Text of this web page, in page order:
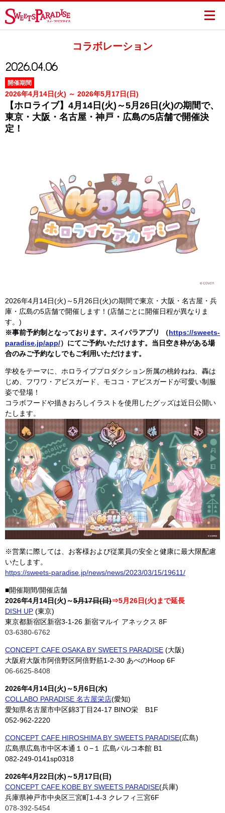
コラボレーション
2026.04.06
開催期間
2026年4月14日(火) ～ 2026年5月17日(日)
【ホロライブ】4月14日(火)～5月26日(火)の期間で、
東京・大阪・名古屋・神戸・広島の5店舗で開催決
定！
2026年4月14日(火)～5月26日(火)の期間で東京・大阪・名古屋・兵
庫・広島の5店舗で開催します！(店舗ごとに開催日程が異なりま
す。)
※事前予約制となっております。スイパラアプリ （https://sweets-
paradise.jp/app/）にてご予約いただけます。 当日空き枠がある場
合のみご予約なしでもご利用いただけます。
学校をテーマに、ホロライブプロダクション所属の桃鈴ねね、轟は
じめ、フワワ・アビスガード、モココ・アビスガードが可愛い制服
姿で登場！
コラボフードや描きおろしイラストを使用したグッズは近日公開い
たします。
※営業に際しては、お客様および従業員の安全と健康に最大限配慮
いたします。
https://sweets-paradise.jp/news/news/2023/03/15/19611/
■開催期間/開催店舗
2026年4月14日(火)～5月17日(日)⇒5月26日(火)まで延長
DISH UP (東京)
東京都新宿区新宿3-1-26 新宿マルイ アネックス 8F
03-6380-6762
CONCEPT CAFE OSAKA BY SWEETS PARADISE (大阪)
大阪府大阪市阿倍野区阿倍野筋1-2-30 あべのHoop 6F
06-6625-8408
2026年4月14日(火)～5月6日(水)
COLLABO PARADISE 名古屋栄店(愛知)
愛知県名古屋市中区錦3丁目24-17 BINO栄 B1F
052-962-2220
CONCEPT CAFE HIROSHIMA BY SWEETS PARADISE(広島)
広島県広島市中区本通１０−１ 広島パルコ本館 B1
082-249-0141sp0318
2026年4月22日(水)～5月17日(日)
CONCEPT CAFE KOBE BY SWEETS PARADISE(兵庫)
兵庫県神戸市中央区三宮町1-4-3 クレフィ三宮6F
078-392-5454